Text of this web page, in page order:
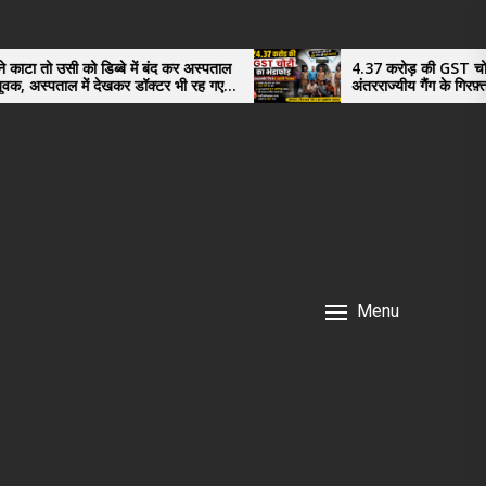
में बंद कर अस्पताल
डॉक्टर भी रह गए
4.37 करोड़ की GST चोरी का भंडाफोड़,
अंतरराज्यीय गैंग के गिरफ़्तार तीनो आरोपी
नगर के, साइबर ठगी छोड़ अपनाया नया तरी
Menu